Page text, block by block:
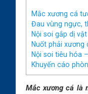
Mắc xương cá
Đau vùng ngực,
Nội soi gắp dị
Nuốt phải xương
Nội soi tiêu hóa
Khuyến cáo
Mắc xương cá là